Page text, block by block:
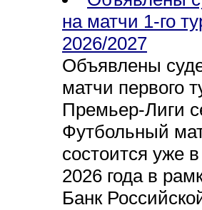
на матчи 1-го
2026/2027
Объявлены
матчи первого
Премьер-Лиги
Футбольный
состоится уже
2026 года в
Банк